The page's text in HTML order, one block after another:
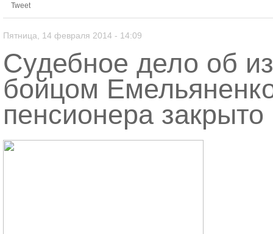
Tweet
Пятница, 14 февраля 2014 - 14:09
Судебное дело об
бойцом
пенсионера закрыто